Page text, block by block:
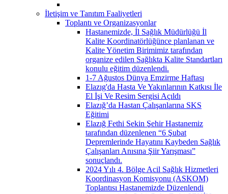
İletişim ve Tanıtım Faaliyetleri
Toplantı ve Organizasyonlar
Hastanemizde, İl Sağlık Müdürlüğü İl
Kalite Koordinatörlüğünce planlanan ve
Kalite Yönetim Birimimiz tarafından
organize edilen Sağlıkta Kalite Standartları
konulu eğitim düzenlendi.
1-7 Ağustos Dünya Emzirme Haftası
Elazıg'da Hasta Ve Yakınlarının Katkısı İle
El İşi Ve Resim Sergisi Açıldı
Elazığ’da Hastan Çalışanlarına SKS
Eğitimi
Elazığ Fethi Sekin Şehir Hastanemiz
tarafından düzenlenen “6 Şubat
Depremlerinde Hayatını Kaybeden Sağlık
Çalışanları Anısına Şiir Yarışması”
sonuçlandı.
2024 Yılı 4. Bölge Acil Sağlık Hizmetleri
Koordinasyon Komisyonu (ASKOM)
Toplantısı Hastanemizde Düzenlendi